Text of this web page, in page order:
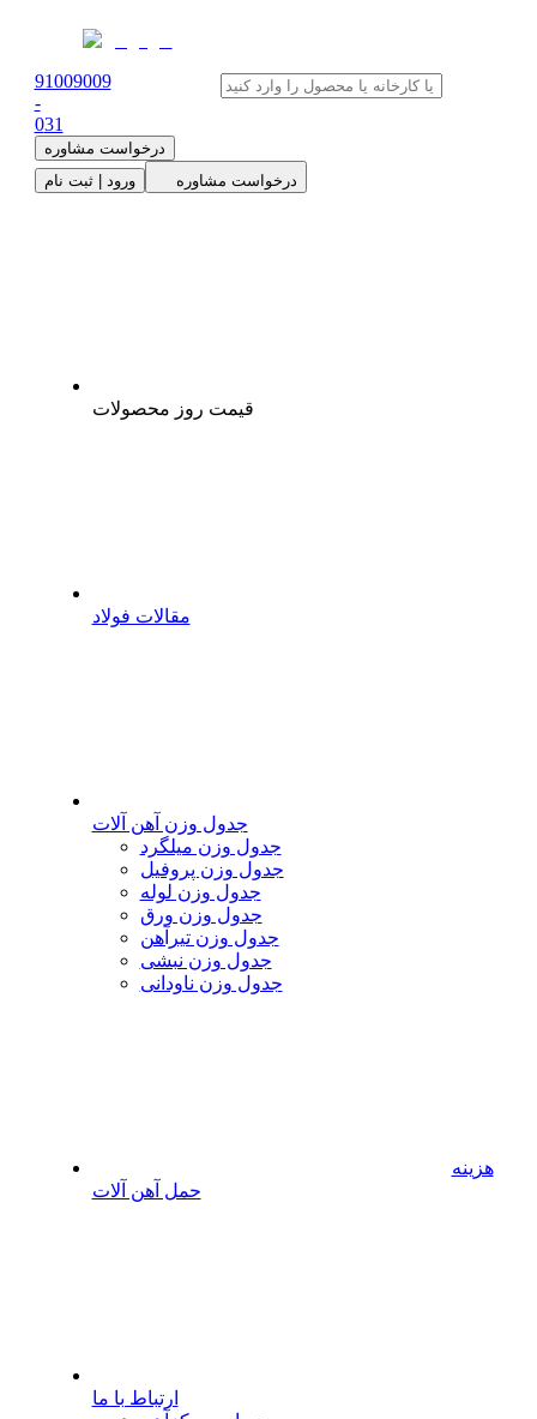
91009009
-
031
درخواست مشاوره
ورود | ثبت نام
درخواست مشاوره
قیمت روز محصولات
مقالات فولاد
جدول وزن آهن آلات
جدول وزن میلگرد
جدول وزن پروفیل
جدول وزن لوله
جدول وزن ورق
جدول وزن تیرآهن
جدول وزن نبشی
جدول وزن ناودانی
هزینه
حمل آهن آلات
ارتباط با ما